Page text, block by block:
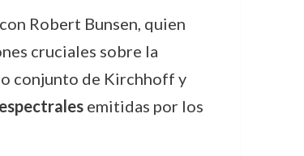
Robert Bunsen, quien
cruciales sobre la
conjunto de Kirchhoff y
emitidas por los